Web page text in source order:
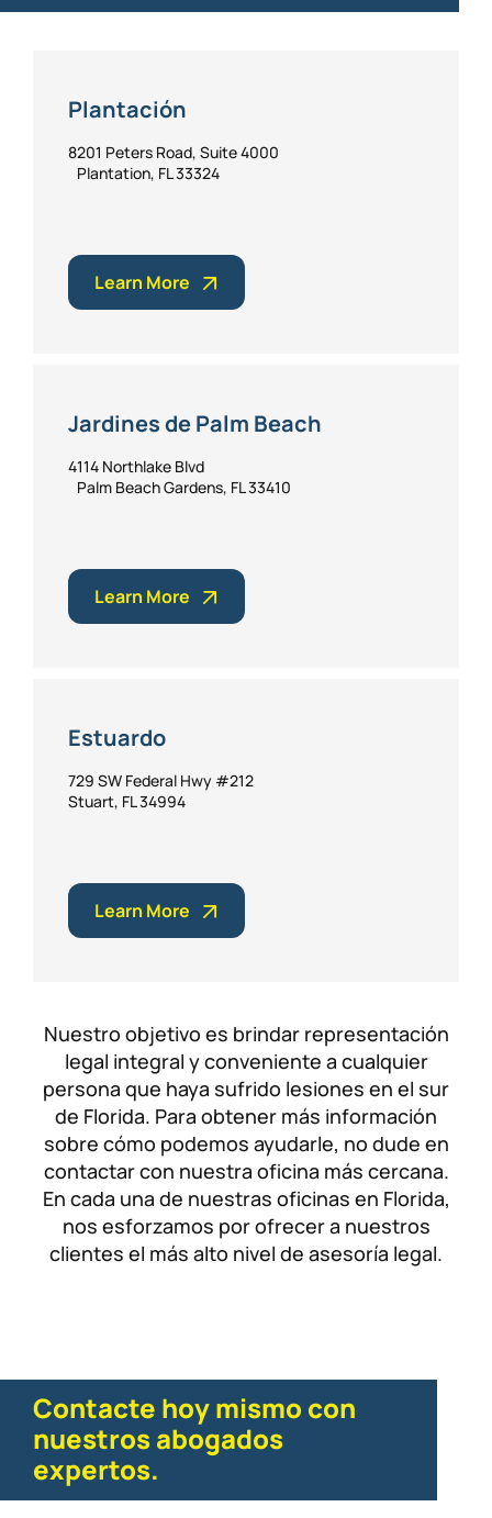
Plantación
8201 Peters Road, Suite 4000
Plantation, FL 33324
Learn More
Jardines de Palm Beach
4114 Northlake Blvd
Palm Beach Gardens, FL 33410
Learn More
Estuardo
729 SW Federal Hwy #212
Stuart, FL 34994
Learn More
Nuestro objetivo es brindar representación
legal integral y conveniente a cualquier
persona que haya sufrido lesiones en el sur
de Florida. Para obtener más información
sobre cómo podemos ayudarle, no dude en
contactar con nuestra oficina más cercana.
En cada una de nuestras oficinas en Florida,
nos esforzamos por ofrecer a nuestros
clientes el más alto nivel de asesoría legal.
Contacte hoy mismo con
nuestros abogados
expertos.